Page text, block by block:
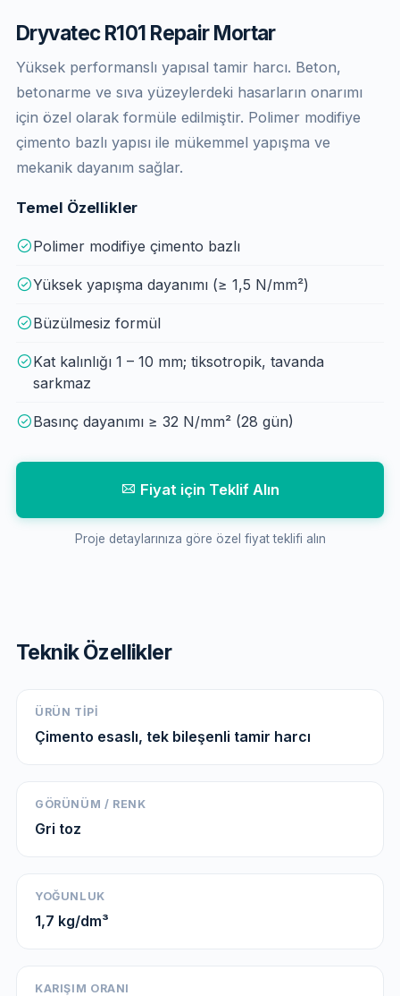
Dryvatec R101 Repair Mortar
Yüksek performanslı yapısal tamir harcı. Beton,
betonarme ve sıva yüzeylerdeki hasarların onarımı
için özel olarak formüle edilmiştir. Polimer modifiye
çimento bazlı yapısı ile mükemmel yapışma ve
mekanik dayanım sağlar.
Temel Özellikler
Polimer modifiye çimento bazlı
Yüksek yapışma dayanımı (≥ 1,5 N/mm²)
Büzülmesiz formül
Kat kalınlığı 1 – 10 mm; tiksotropik, tavanda
sarkmaz
Basınç dayanımı ≥ 32 N/mm² (28 gün)
Fiyat için Teklif Alın
Proje detaylarınıza göre özel fiyat teklifi alın
Teknik Özellikler
ÜRÜN TIPI
Çimento esaslı, tek bileşenli tamir harcı
GÖRÜNÜM / RENK
Gri toz
YOĞUNLUK
1,7 kg/dm³
KARIŞIM ORANI